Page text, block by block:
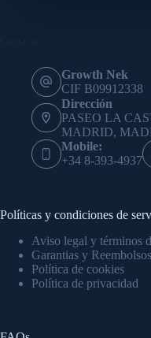
Growth Nek
CIF B09912338
Dirección
PASEO LA
MADRID,
Mobile:
+34 8-393-4937
Políticas y condiciones de
Aviso legal y términos
Garantias y Reembolsos
Política de cookies
Política de privacidad